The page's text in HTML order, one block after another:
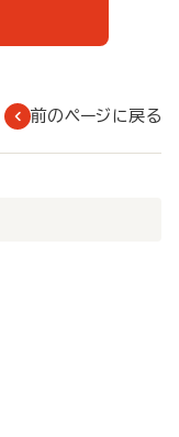
前のページに戻る